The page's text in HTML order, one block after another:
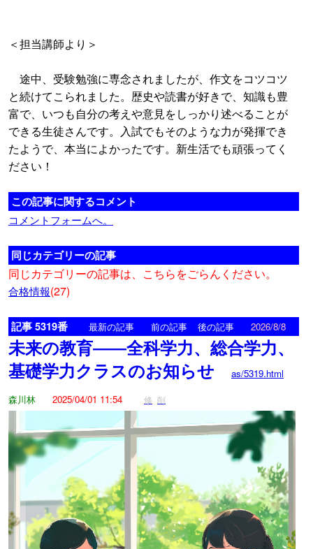
＜担当講師より＞
途中、受験勉強に専念されましたが、作文をコツコツ
と続けてこられました。歴史や読書が好きで、知識も豊
富で、いつも自分の考えや意見をしっかり述べることが
できる生徒さんです。入試でもそのような力が発揮でき
たようで、本当によかったです。新生活でも頑張ってく
ださい！
この記事に関するコメント
コメントフォームへ。
同じカテゴリーの記事
同じカテゴリーの記事は、こちらをごらんください。
合格情報(27)
記事 5319番 最新の記事 前の記事 後の記事 2026/8/8
未来の教育――全科学力、総合学力、
基礎学力クラスのお知らせ
as/5319.html
森川林
2025/04/01 11:54 修 削